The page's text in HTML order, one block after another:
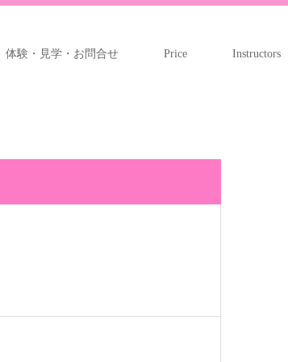
体験・見学・お問合せ Price Instructors